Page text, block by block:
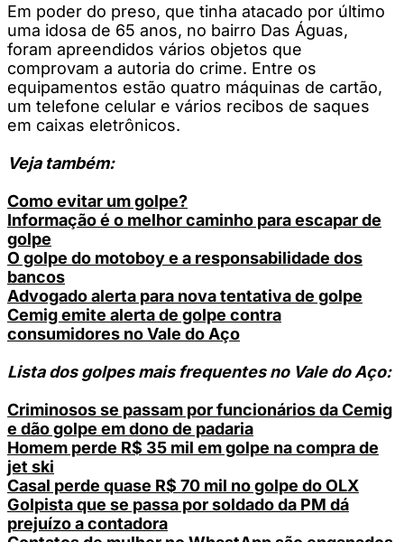
Em poder do preso, que tinha atacado por último
uma idosa de 65 anos, no bairro Das Águas,
foram apreendidos vários objetos que
comprovam a autoria do crime. Entre os
equipamentos estão quatro máquinas de cartão,
um telefone celular e vários recibos de saques
em caixas eletrônicos.
Veja também:
Como evitar um golpe?
Informação é o melhor caminho para escapar de
golpe
O golpe do motoboy e a responsabilidade dos
bancos
Advogado alerta para nova tentativa de golpe
Cemig emite alerta de golpe contra
consumidores no Vale do Aço
Lista dos golpes mais frequentes no Vale do Aço:
Criminosos se passam por funcionários da Cemig
e dão golpe em dono de padaria
Homem perde R$ 35 mil em golpe na compra de
jet ski
Casal perde quase R$ 70 mil no golpe do OLX
Golpista que se passa por soldado da PM dá
prejuízo a contadora